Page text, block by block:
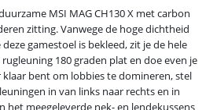
MSI MAG CH130 X met carbon
zitting. Vanwege de hoge dichtheid
gamestoel is bekleed, zit je de hele
180 graden plat en doe even je
klaar bent om lobbies te domineren, stel
in van links naar rechts en in
het meegeleverde nek- en lendekussens